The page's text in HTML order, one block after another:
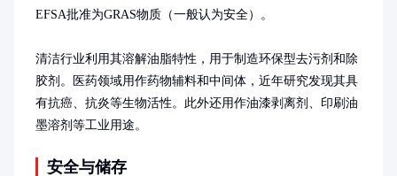
EFSA批准为GRAS物质（一般认为安全）。
清洁行业利用其溶解油脂特性，用于制造环保型去污剂和除
胶剂。医药领域用作药物辅料和中间体，近年研究发现其具
有抗癌、抗炎等生物活性。此外还用作油漆剥离剂、印刷油
墨溶剂等工业用途。
安全与储存